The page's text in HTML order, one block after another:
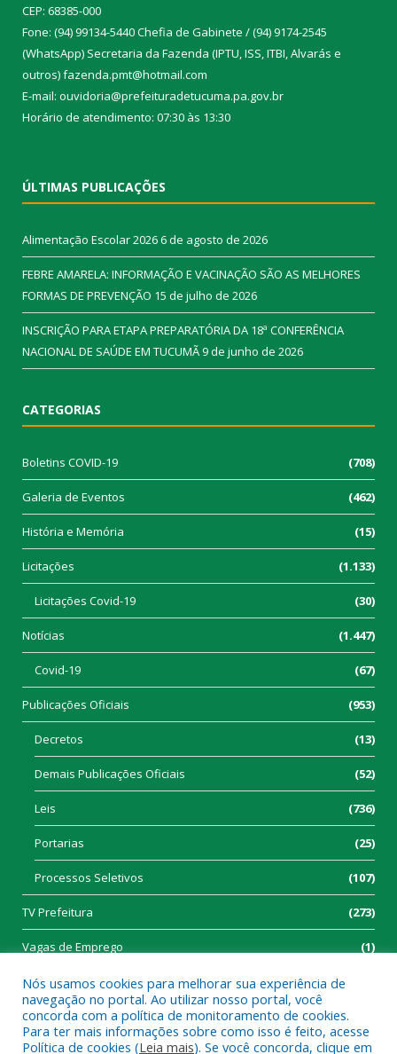
CEP: 68385-000
Fone: (94) 99134-5440 Chefia de Gabinete / (94) 9174-2545
(WhatsApp) Secretaria da Fazenda (IPTU, ISS, ITBI, Alvarás e
outros) fazenda.pmt@hotmail.com
E-mail: ouvidoria@prefeituradetucuma.pa.gov.br
Horário de atendimento: 07:30 às 13:30
ÚLTIMAS PUBLICAÇÕES
Alimentação Escolar 20266 de agosto de 2026
FEBRE AMARELA: INFORMAÇÃO E VACINAÇÃO SÃO AS MELHORES
FORMAS DE PREVENÇÃO 15 de julho de 2026
INSCRIÇÃO PARA ETAPA PREPARATÓRIA DA 18ª CONFERÊNCIA
NACIONAL DE SAÚDE EM TUCUMÃ9 de junho de 2026
CATEGORIAS
Boletins COVID-19 (708)
Galeria de Eventos (462)
História e Memória (15)
Licitações (1.133)
Licitações Covid-19 (30)
Notícias (1.447)
Covid-19 (67)
Publicações Oficiais (953)
Decretos (13)
Demais Publicações Oficiais (52)
Leis (736)
Portarias (25)
Processos Seletivos (107)
TV Prefeitura (273)
Vagas de Emprego (1)
Nós usamos cookies para melhorar sua experiência de
navegação no portal. Ao utilizar nosso portal, você
concorda com a política de monitoramento de cookies.
Para ter mais informações sobre como isso é feito, acesse
Política de cookies (Leia mais). Se você concorda, clique em